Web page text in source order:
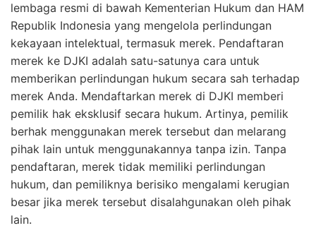
lembaga resmi di bawah Kementerian Hukum dan HAM
Republik Indonesia yang mengelola perlindungan
kekayaan intelektual, termasuk merek. Pendaftaran
merek ke DJKI adalah satu-satunya cara untuk
memberikan perlindungan hukum secara sah terhadap
merek Anda. Mendaftarkan merek di DJKI memberi
pemilik hak eksklusif secara hukum. Artinya, pemilik
berhak menggunakan merek tersebut dan melarang
pihak lain untuk menggunakannya tanpa izin. Tanpa
pendaftaran, merek tidak memiliki perlindungan
hukum, dan pemiliknya berisiko mengalami kerugian
besar jika merek tersebut disalahgunakan oleh pihak
lain.